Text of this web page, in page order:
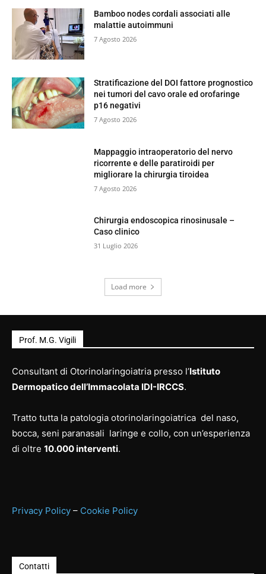
Bamboo nodes cordali associati alle
malattie autoimmuni
7 Agosto 2026
Stratificazione del DOI fattore prognostico
nei tumori del cavo orale ed orofaringe
p16 negativi
7 Agosto 2026
Mappaggio intraoperatorio del nervo
ricorrente e delle paratiroidi per
migliorare la chirurgia tiroidea
7 Agosto 2026
Chirurgia endoscopica rinosinusale –
Caso clinico
31 Luglio 2026
Load more
Prof. M.G. Vigili
Consultant di Otorinolaringoiatria presso l’Istituto
Dermopatico dell’Immacolata IDI-IRCCS.
Tratto tutta la patologia otorinolaringoiatrica del naso,
bocca, seni paranasali laringe e collo, con un’esperienza
di oltre 10.000 interventi.
Privacy Policy – Cookie Policy
Contatti